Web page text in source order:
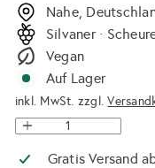
Preis
Nahe,
Silvaner ·
Vegan
Auf Lager
inkl. MwSt. zzgl.
Gratis Versand